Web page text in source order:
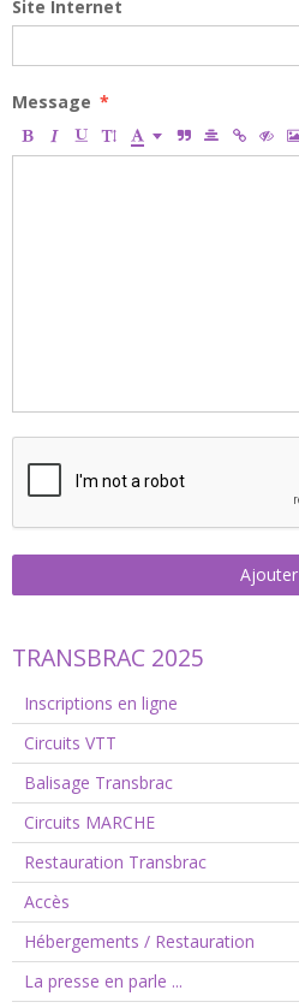
Site Internet
Message
Ajouter
TRANSBRAC 2025
Inscriptions en ligne
Circuits VTT
Balisage Transbrac
Circuits MARCHE
Restauration Transbrac
Accès
Hébergements / Restauration
La presse en parle ...